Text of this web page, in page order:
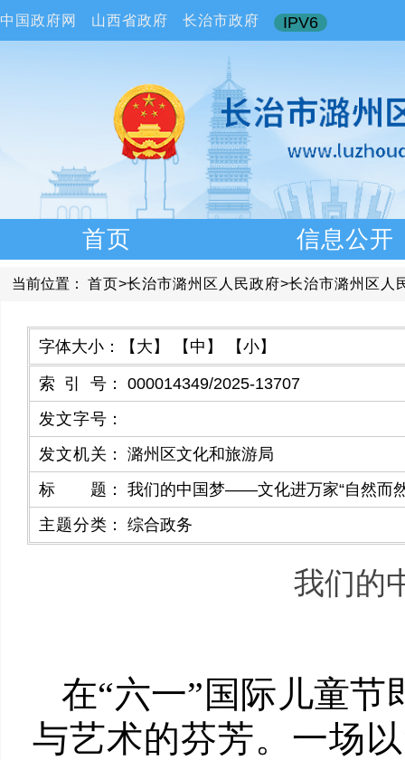
中国政府网 山西省政府 长治市政府 IPV6
首页 信息公开
当前位置： 首页>长治市潞州区人民政府>长治市潞州区人
字体大小： 【大】 【中】 【小】
索引号 ：
000014349/2025-13707
发文字号 ：
发文机关 ：
潞州区文化和旅游局
标题 ：
我们的中国梦——文化进万家“自然而
主题分类 ： 综合政务
我们的
在“六一”国际儿童
与艺术的芬芳。一场